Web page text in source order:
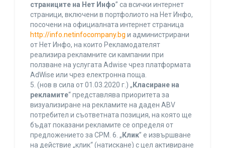
страниците на Нет Инфо” са всички интернет
страници, включени в портфолиото на Нет Инфо,
посочени на официалната интернет страница
http://info.netinfocompany.bg и администрирани
от Нет Инфо, на които Рекламодателят
реализира рекламните си кампании при
ползване на услугата Adwise чрез платформата
AdWise или чрез електронна поща.
5. (нов в сила от 01.03.2020 г.) „ Класиране на
рекламите“ представлява приоритета за
визуализиране на рекламите на даден ABV
потребител и съответната позиция, на която ще
бъдат показани рекламите се определя от
предложението за CPM. 6. „ Клик” е извършване
на действие „клик“ (натискане) с цел активиране